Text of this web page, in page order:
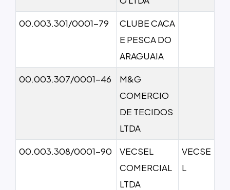
00.003.301/0001-79
CLUBE CACA
E PESCA DO
ARAGUAIA
00.003.307/0001-46
M&G
COMERCIO
DE TECIDOS
LTDA
00.003.308/0001-90
VECSEL
COMERCIAL
LTDA
VECSE
L